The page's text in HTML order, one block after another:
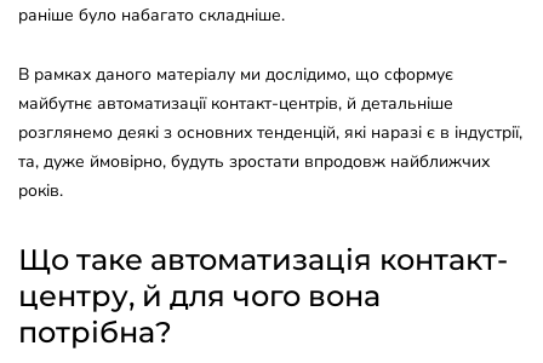
раніше було набагато складніше.
В рамках даного матеріалу ми дослідимо, що сформує
майбутнє автоматизації контакт-центрів, й детальніше
розглянемо деякі з основних тенденцій, які наразі є в індустрії,
та, дуже ймовірно, будуть зростати впродовж найближчих
років.
Що таке автоматизація контакт-
центру, й для чого вона
потрібна?